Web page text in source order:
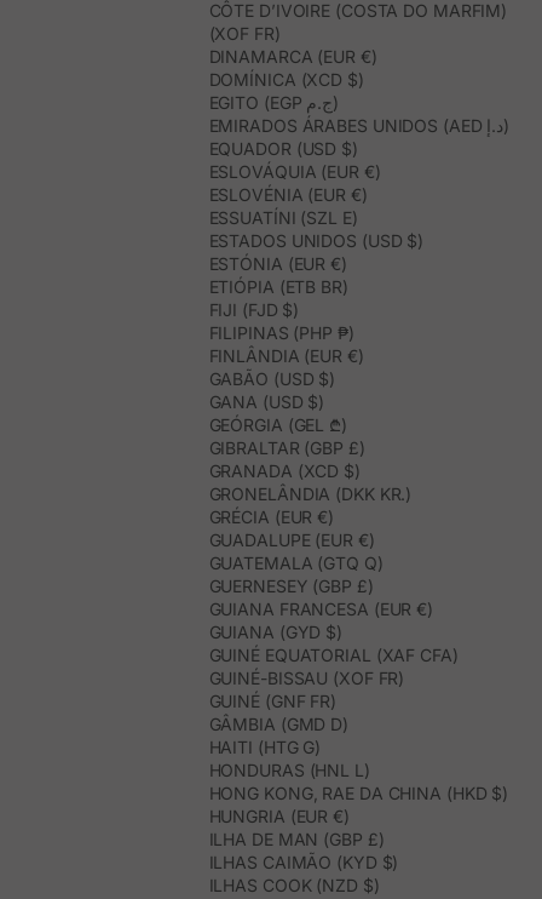
CÔTE D’IVOIRE (COSTA DO MARFIM)
(XOF FR)
DINAMARCA (EUR €)
DOMÍNICA (XCD $)
EGITO (EGP ج.م)
EMIRADOS ÁRABES UNIDOS (AED د.إ)
EQUADOR (USD $)
ESLOVÁQUIA (EUR €)
ESLOVÉNIA (EUR €)
ESSUATÍNI (SZL E)
ESTADOS UNIDOS (USD $)
ESTÓNIA (EUR €)
ETIÓPIA (ETB BR)
FIJI (FJD $)
FILIPINAS (PHP ₱)
FINLÂNDIA (EUR €)
GABÃO (USD $)
GANA (USD $)
GEÓRGIA (GEL ₾)
GIBRALTAR (GBP £)
GRANADA (XCD $)
GRONELÂNDIA (DKK KR.)
GRÉCIA (EUR €)
GUADALUPE (EUR €)
GUATEMALA (GTQ Q)
GUERNESEY (GBP £)
GUIANA FRANCESA (EUR €)
GUIANA (GYD $)
GUINÉ EQUATORIAL (XAF CFA)
GUINÉ-BISSAU (XOF FR)
GUINÉ (GNF FR)
GÂMBIA (GMD D)
HAITI (HTG G)
HONDURAS (HNL L)
HONG KONG, RAE DA CHINA (HKD $)
HUNGRIA (EUR €)
ILHA DE MAN (GBP £)
ILHAS CAIMÃO (KYD $)
ILHAS COOK (NZD $)